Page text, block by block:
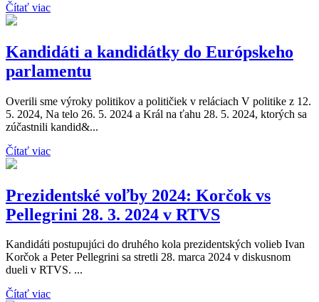
Čítať viac
Kandidáti a kandidátky do Európskeho
parlamentu
Overili sme výroky politikov a političiek v reláciach V politike z 12.
5. 2024, Na telo 26. 5. 2024 a Král na ťahu 28. 5. 2024, ktorých sa
zúčastnili kandid&...
Čítať viac
Prezidentské voľby 2024: Korčok vs
Pellegrini 28. 3. 2024 v RTVS
Kandidáti postupujúci do druhého kola prezidentských volieb Ivan
Korčok a Peter Pellegrini sa stretli 28. marca 2024 v diskusnom
dueli v RTVS. ...
Čítať viac